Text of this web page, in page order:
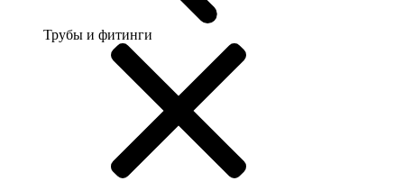
Трубы и фитинги